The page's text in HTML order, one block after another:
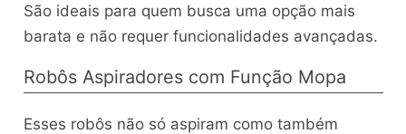
São ideais para quem busca uma opção mais
barata e não requer funcionalidades avançadas.
Robôs Aspiradores com Função Mopa
Esses robôs não só aspiram como também